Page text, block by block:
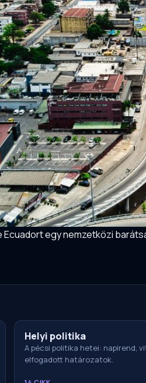
egy nemzetközi
Helyi politika
A pécsi politika hetei: napirend,
elfogadott határozatok.